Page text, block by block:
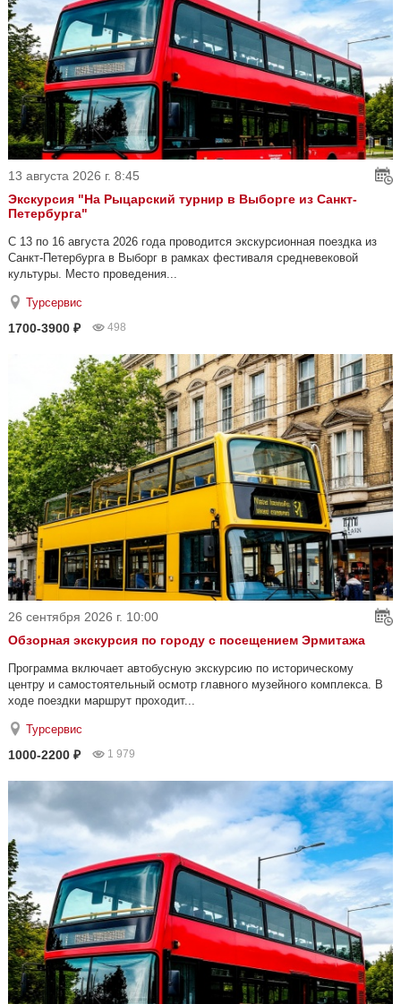
13 августа 2026 г. 8:45
Экскурсия "На Рыцарский турнир в Выборге из Санкт-
Петербурга"
С 13 по 16 августа 2026 года проводится экскурсионная поездка из
Санкт-Петербурга в Выборг в рамках фестиваля средневековой
культуры. Место проведения...
Турсервис
1700-3900 ₽ 498
26 сентября 2026 г. 10:00
Обзорная экскурсия по городу с посещением Эрмитажа
Программа включает автобусную экскурсию по историческому
центру и самостоятельный осмотр главного музейного комплекса. В
ходе поездки маршрут проходит...
Турсервис
1000-2200 ₽ 1 979